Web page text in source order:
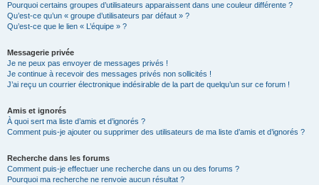
Pourquoi certains groupes d’utilisateurs apparaissent dans une couleur différente ?
Qu’est-ce qu’un « groupe d’utilisateurs par défaut » ?
Qu’est-ce que le lien « L’équipe » ?
Messagerie privée
Je ne peux pas envoyer de messages privés !
Je continue à recevoir des messages privés non sollicités !
J’ai reçu un courrier électronique indésirable de la part de quelqu’un sur ce forum !
Amis et ignorés
À quoi sert ma liste d’amis et d’ignorés ?
Comment puis-je ajouter ou supprimer des utilisateurs de ma liste d’amis et d’ignorés ?
Recherche dans les forums
Comment puis-je effectuer une recherche dans un ou des forums ?
Pourquoi ma recherche ne renvoie aucun résultat ?